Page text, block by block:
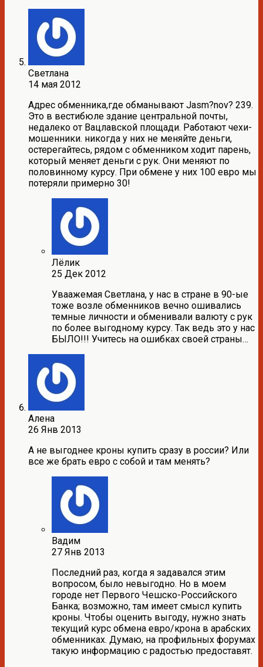
Светлана
14 мая 2012
Адрес обменника,где обманывают Jasm?nov? 239.
Это в вестибюле здание центральной почты,
недалеко от Вацлавской площади. Работают чехи-
мошенники. никогда у них не меняйте деньги,
остерегайтесь, рядом с обменником ходит парень,
который меняет деньги с рук. Они меняют по
половинному курсу. При обмене у них 100 евро мы
потеряли примерно 30!
Лёлик
25 Дек 2012
Уваажемая Светлана, у нас в стране в 90-ые
тоже возле обменников вечно ошивались
темные личности и обменивали валюту с рук
по более выгодному курсу. Так ведь это у нас
БЫЛО!!! Учитесь на ошибках своей страны…
Алена
26 Янв 2013
А не выгоднее кроны купить сразу в россии? Или
все же брать евро с собой и там менять?
Вадим
27 Янв 2013
Последний раз, когда я задавался этим
вопросом, было невыгодно. Но в моем
городе нет Первого Чешско-Российского
Банка; возможно, там имеет смысл купить
кроны. Чтобы оценить выгоду, нужно знать
текущий курс обмена евро/крона в арабских
обменниках. Думаю, на профильных форумах
такую информацию с радостью предоставят.